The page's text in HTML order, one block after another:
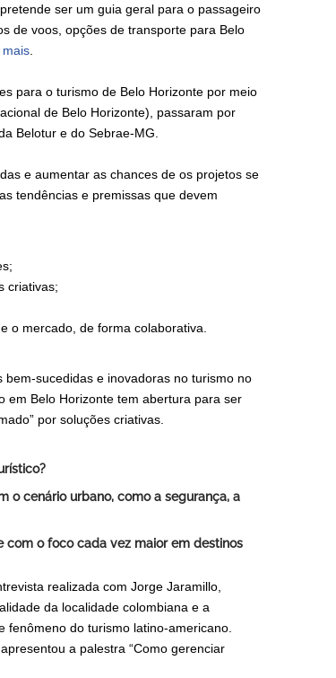
ser um guia geral para o passageiro
de voos, opções de transporte para Belo
mais.
para o turismo de Belo Horizonte por meio
de Belo Horizonte), passaram por
Belotur e do Sebrae-MG.
e aumentar as chances de os projetos se
tendências e premissas que devem
criativas;
o mercado, de forma colaborativa.
sucedidas e inovadoras no turismo no
em Belo Horizonte tem abertura para ser
por soluções criativas.
o cenário urbano, como a segurança, a
o foco cada vez maior em destinos
realizada com Jorge Jaramillo,
da localidade colombiana e a
fenômeno do turismo latino-americano.
a palestra “Como gerenciar